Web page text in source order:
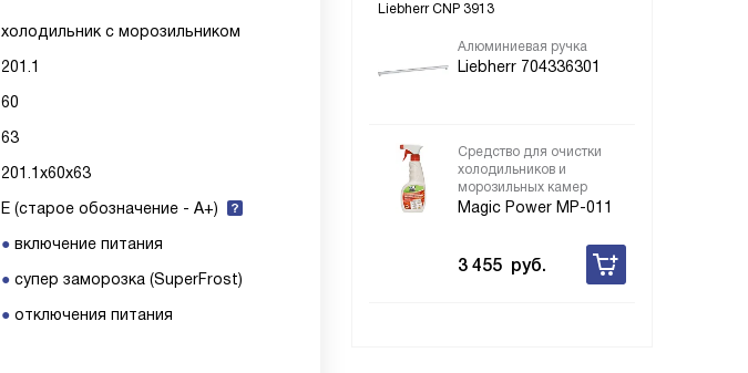
Liebherr CNP 3913
Алюминиевая ручка
Liebherr 704336301
Средство для очистки
холодильников и
морозильных камер
Magic Power MP-011
3 455 руб.
холодильник с морозильником
201.1
60
63
201.1x60x63
E (старое обозначение - A+)
включение питания
супер заморозка (SuperFrost)
отключения питания